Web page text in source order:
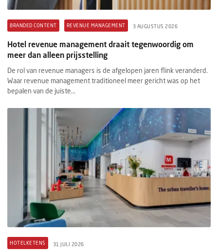
BRANDED CONTENT REVENUE MANAGEMENT 3 AUGUSTUS 2026
Hotel revenue management draait tegenwoordig om
meer dan alleen prijsstelling
De rol van revenue managers is de afgelopen jaren flink veranderd.
Waar revenue management traditioneel meer gericht was op het
bepalen van de juiste...
HOTELKETENS 31 JULI 2026